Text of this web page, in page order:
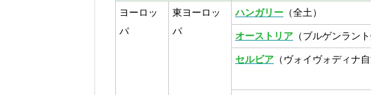
ヨーロッ
パ
東ヨーロッ
パ
ハンガリー （全土）
オーストリア （ブルゲンラント
セルビア （ヴォイヴォディナ自